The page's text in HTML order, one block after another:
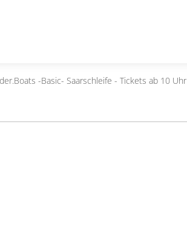
-Basic- Saarschleife - Tickets ab 10 Uhr